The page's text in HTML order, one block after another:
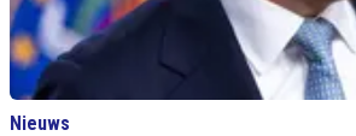
Nieuws